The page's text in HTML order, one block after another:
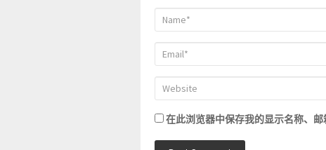
在此浏览器中保存我的显示名称、